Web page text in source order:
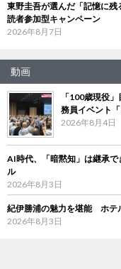
東野圭吾が選んだ「記憶に
読者参加型キャンペーン
2026年8月7日
動画
「100歳現役
務員イベント
2026年8月4日
AI時代、「暗黙知」は継承
ル
2026年8月3日
紀伊勝浦の魅力を堪能 ホテ
2026年8月3日